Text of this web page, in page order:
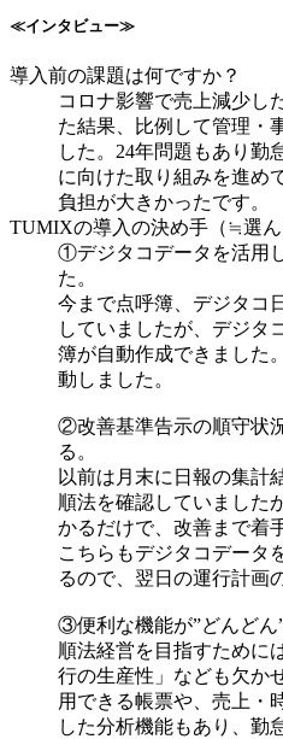
≪インタビュー≫
導入前の課題は何ですか？
コロナ影響で売上減少し
た結果、比例して管理・
した。24年問題もあり勤
に向けた取り組みを進め
負担が大きかったです。
TUMIXの導入の決め手（≒選
①デジタコデータを活用
た。
今まで点呼簿、デジタコ
していましたが、デジタ
簿が自動作成できました
動しました。
②改善基準告示の順守状
る。
以前は月末に日報の集計
順法を確認していました
かるだけで、改善まで着
こちらもデジタコデータ
るので、翌日の運行計画
③便利な機能が”どんどん
順法経営を目指すために
行の生産性」なども欠か
用できる帳票や、売上・
した分析機能もあり、勤